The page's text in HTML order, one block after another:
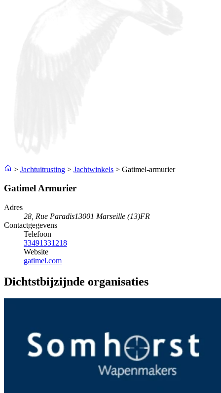
> Jachtuitrusting > Jachtwinkels > Gatimel-armurier
Gatimel Armurier
Adres
28, Rue Paradis13001 Marseille (13)FR
Contactgegevens
Telefoon
33491331218
Website
gatimel.com
Dichtstbijzijnde organisaties